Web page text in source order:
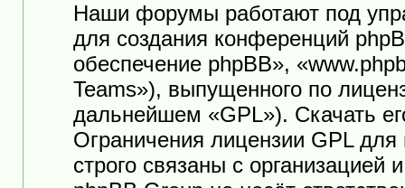
Наши форумы работают под
для создания конференций
обеспечение phpBB»,
Teams»), выпущенного по
дальнейшем «GPL»). Скачать
Ограничения лицензии GPL
строго связаны с